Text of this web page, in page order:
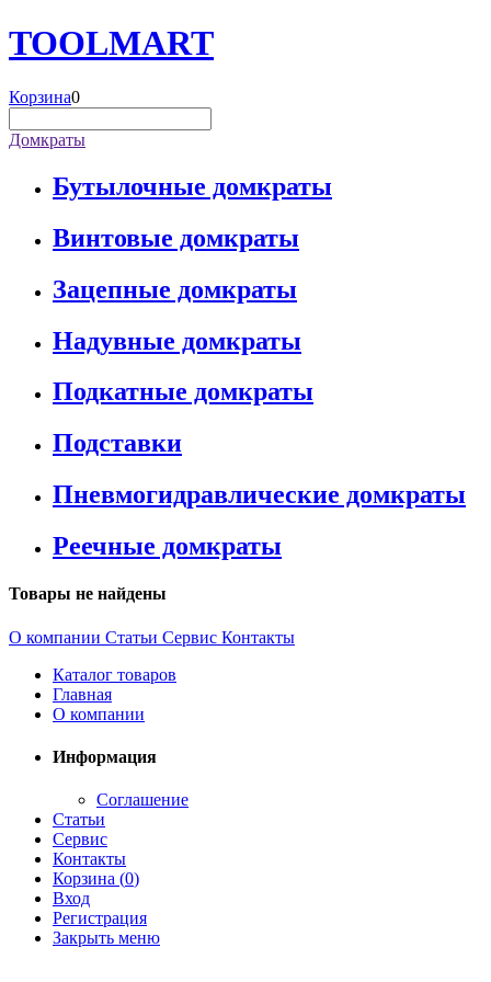
TOOLMART
Корзина0
Домкраты
Бутылочные домкраты
Винтовые домкраты
Зацепные домкраты
Надувные домкраты
Подкатные домкраты
Подставки
Пневмогидравлические домкраты
Реечные домкраты
Товары не найдены
О компании Статьи Сервис Контакты
Каталог товаров
Главная
О компании
Информация
Соглашение
Статьи
Сервис
Контакты
Корзина (0)
Вход
Регистрация
Закрыть меню